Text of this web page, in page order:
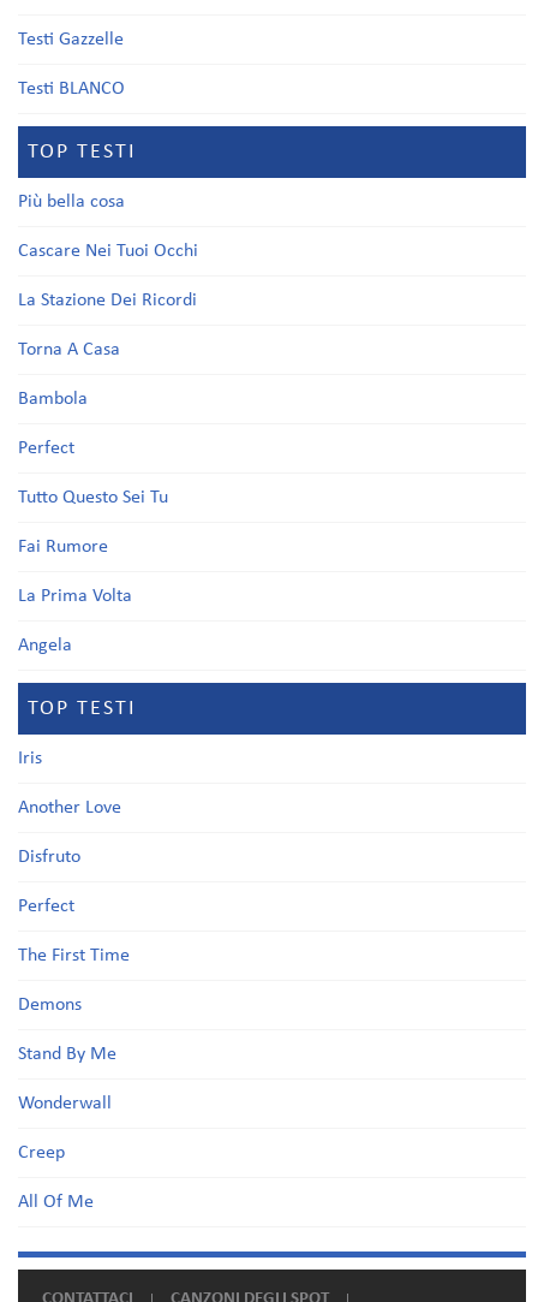
Testi Gazzelle
Testi BLANCO
TOP TESTI
Più bella cosa
Cascare Nei Tuoi Occhi
La Stazione Dei Ricordi
Torna A Casa
Bambola
Perfect
Tutto Questo Sei Tu
Fai Rumore
La Prima Volta
Angela
TOP TESTI
Iris
Another Love
Disfruto
Perfect
The First Time
Demons
Stand By Me
Wonderwall
Creep
All Of Me